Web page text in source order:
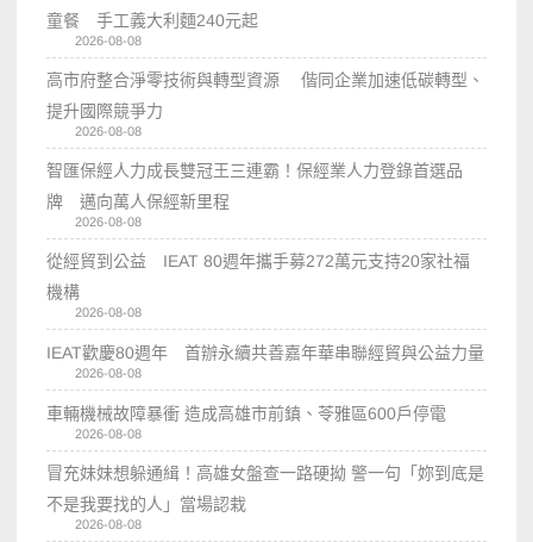
童餐 手工義大利麵240元起
2026-08-08
高市府整合淨零技術與轉型資源 偕同企業加速低碳轉型、
提升國際競爭力
2026-08-08
智匯保經人力成長雙冠王三連霸！保經業人力登錄首選品
牌 邁向萬人保經新里程
2026-08-08
從經貿到公益 IEAT 80週年攜手募272萬元支持20家社福
機構
2026-08-08
IEAT歡慶80週年 首辦永續共善嘉年華串聯經貿與公益力量
2026-08-08
車輛機械故障暴衝 造成高雄市前鎮、苓雅區600戶停電
2026-08-08
冒充妹妹想躲通緝！高雄女盤查一路硬拗 警一句「妳到底是
不是我要找的人」當場認栽
2026-08-08